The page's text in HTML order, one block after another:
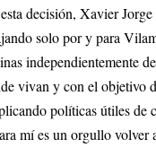
decisión, Xavier Jorge
solo por y para
independientemente
vivan y con el objetivo
políticas útiles de
mí es un orgullo volver